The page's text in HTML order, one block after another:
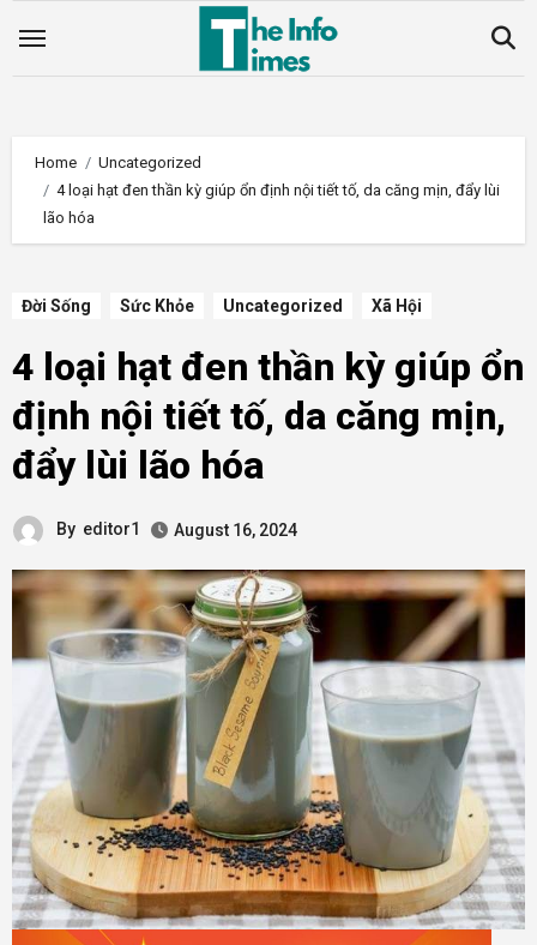
Home
Uncategorized
4 loại hạt đen thần kỳ giúp ổn định nội tiết tố, da căng mịn, đẩy lùi
lão hóa
Đời Sống Sức Khỏe Uncategorized Xã Hội
4 loại hạt đen thần kỳ giúp ổn
định nội tiết tố, da căng mịn,
đẩy lùi lão hóa
By editor1 August 16, 2024